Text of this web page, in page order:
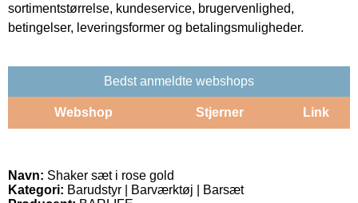
sortimentstørrelse, kundeservice, brugervenlighed,
betingelser, leveringsformer og betalingsmuligheder.
Bedst anmeldte webshops
Webshop Stjerner Link
Navn: Shaker sæt i rose gold
Kategori: Barudstyr | Barværktøj | Barsæt